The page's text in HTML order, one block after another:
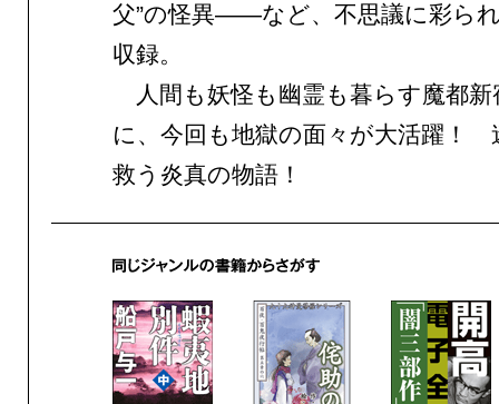
父”の怪異——など、不思議に彩ら
収録。
人間も妖怪も幽霊も暮らす魔都新
に、今回も地獄の面々が大活躍！
救う炎真の物語！